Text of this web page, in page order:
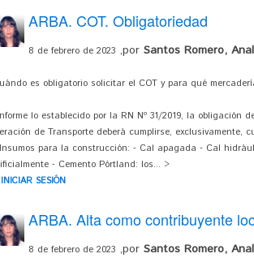
ARBA. COT. Obligatoriedad
8 de febrero de 2023 ,por Santos Romero,
es obligatorio solicitar el COT y para qué
lo establecido por la RN Nº 31/2019, la
de Transporte deberá cumplirse,
para la construcción: - Cal apagada - Cal
- Cemento Pórtland: los... >
INICIAR SESIÓN
ARBA. Alta como contribuyente
8 de febrero de 2023 ,por Santos Romero,